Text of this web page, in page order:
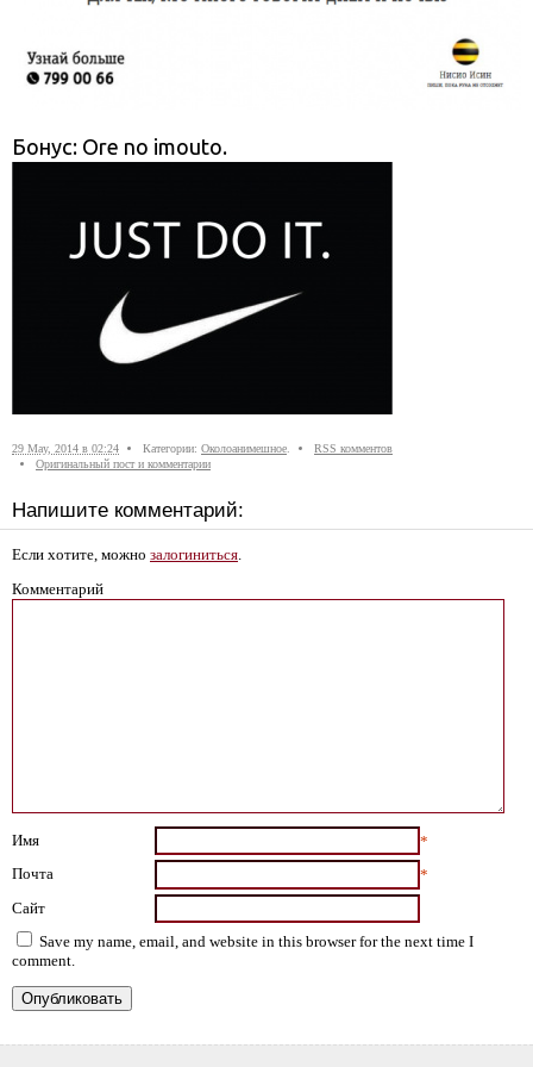
Бонус: Ore no imouto.
29 May, 2014 в 02:24 Категории: Околоанимешное
RSS комментов
Оригинальный пост и комментарии
Напишите комментарий:
Если хотите, можно залогиниться
Комментарий
Имя
*
Почта
*
Сайт
Save my name, email, and website in this browser for the next time I
comment.